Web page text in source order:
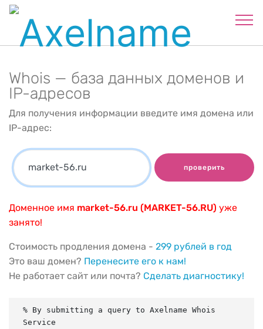
Whois — база данных доменов и
IP-адресов
Для получения информации введите имя домена или
IP-адрес:
проверить
Доменное имя market-56.ru (MARKET-56.RU) уже
занято!
Стоимость продления домена - 299 рублей в год
Это ваш домен? Перенесите его к нам!
Не работает сайт или почта? Сделать диагностику!
% By submitting a query to Axelname Whois
Service